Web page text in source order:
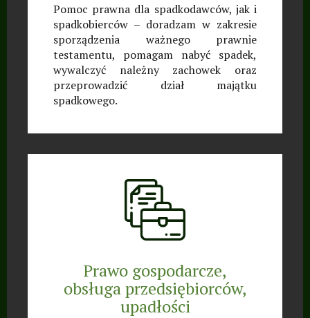
Pomoc prawna dla spadkodawców, jak i
spadkobierców – doradzam w zakresie
sporządzenia ważnego prawnie
testamentu, pomagam nabyć spadek,
wywalczyć należny zachowek oraz
przeprowadzić dział majątku
spadkowego.
Prawo gospodarcze,
obsługa przedsiębiorców,
upadłości